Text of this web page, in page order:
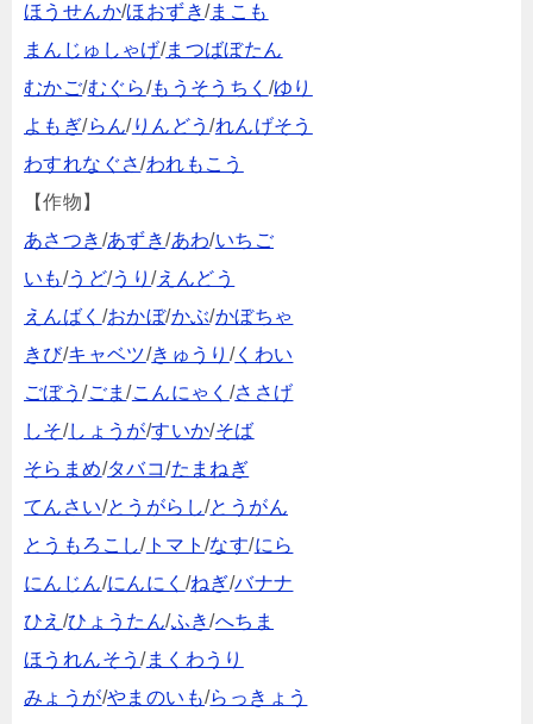
ほうせんか/ほおずき/まこも
まんじゅしゃげ/まつばぼたん
むかご/むぐら/もうそうちく /ゆり
よもぎ/らん/りんどう/れんげそう
わすれなぐさ/われもこう
【作物】
あさつき /あずき/あわ/いちご
いも/うど/うり/えんどう
えんばく /おかぼ/かぶ/かぼちゃ
きび/キャベツ/きゅうり /くわい
ごぼう/ごま/こんにゃく /ささげ
しそ/しょうが/すいか/そば
そらまめ/タバコ/たまねぎ
てんさい/とうがらし/とうがん
とうもろこし/トマト/なす/にら
にんじん/にんにく /ねぎ/バナナ
ひえ /ひょうたん/ふき/へちま
ほうれんそう/まくわうり
みょうが/やまのいも/らっきょう